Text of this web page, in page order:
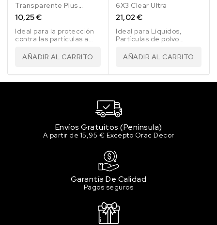
Transparente Plus
506Up
10,25 €
Ideal para la protección
contra las partículas a
energía. Protección
contra las partículas A.V.
AÑADIR AL CARRITO
6X3 Clear Ultra
21,02 €
Ideal para Líquidos,
Partículas de polvo
y sólidos candentes.
AÑADIR AL CARRITO
Envíos Gratuitos (Península)
A partir de 15,95 € Excepto Orac Decor
Garantía De Calidad
Pagos seguros